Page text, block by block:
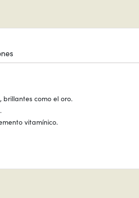
como el oro.
vitamínico.